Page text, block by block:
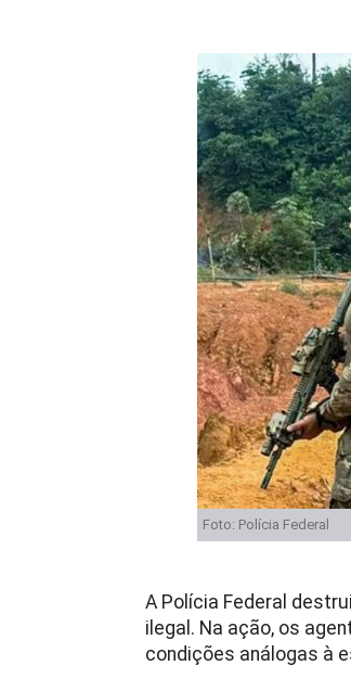
Foto: Polícia Federal
A Polícia Federal
ilegal. Na ação, os
condições análogas à